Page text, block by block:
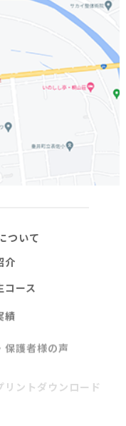
ついて
介
コース
績
ログ